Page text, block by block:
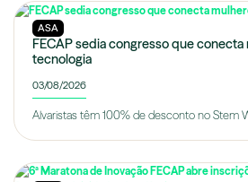
ASA
FECAP sedia congresso que conecta
tecnologia
03/08/2026
Alvaristas têm 100% de desconto no Stem